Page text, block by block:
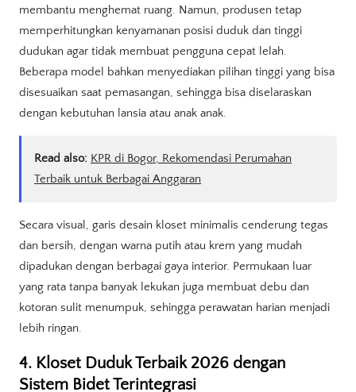
membantu menghemat ruang. Namun, produsen tetap
memperhitungkan kenyamanan posisi duduk dan tinggi
dudukan agar tidak membuat pengguna cepat lelah.
Beberapa model bahkan menyediakan pilihan tinggi yang bisa
disesuaikan saat pemasangan, sehingga bisa diselaraskan
dengan kebutuhan lansia atau anak anak.
Read also: KPR di Bogor, Rekomendasi Perumahan
Terbaik untuk Berbagai Anggaran
Secara visual, garis desain kloset minimalis cenderung tegas
dan bersih, dengan warna putih atau krem yang mudah
dipadukan dengan berbagai gaya interior. Permukaan luar
yang rata tanpa banyak lekukan juga membuat debu dan
kotoran sulit menumpuk, sehingga perawatan harian menjadi
lebih ringan.
4. Kloset Duduk Terbaik 2026 dengan
Sistem Bidet Terintegrasi